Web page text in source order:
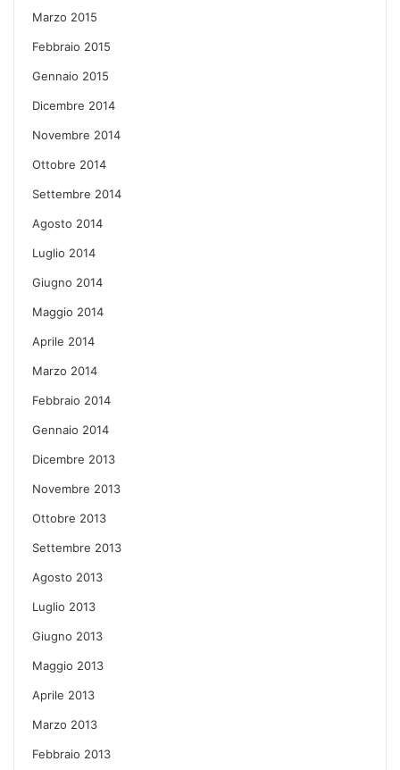
Marzo 2015
Febbraio 2015
Gennaio 2015
Dicembre 2014
Novembre 2014
Ottobre 2014
Settembre 2014
Agosto 2014
Luglio 2014
Giugno 2014
Maggio 2014
Aprile 2014
Marzo 2014
Febbraio 2014
Gennaio 2014
Dicembre 2013
Novembre 2013
Ottobre 2013
Settembre 2013
Agosto 2013
Luglio 2013
Giugno 2013
Maggio 2013
Aprile 2013
Marzo 2013
Febbraio 2013